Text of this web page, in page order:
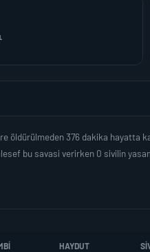
öldürülmeden 376 dakika hayatta
bu savasi verirken 0 sivilin
HAYDUT